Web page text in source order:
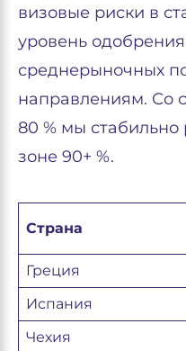
визовые риски в
уровень
среднерыночных
направлениям. Со
80 % мы
зоне 90+ %.
Страна
Греция
Испания
Чехия